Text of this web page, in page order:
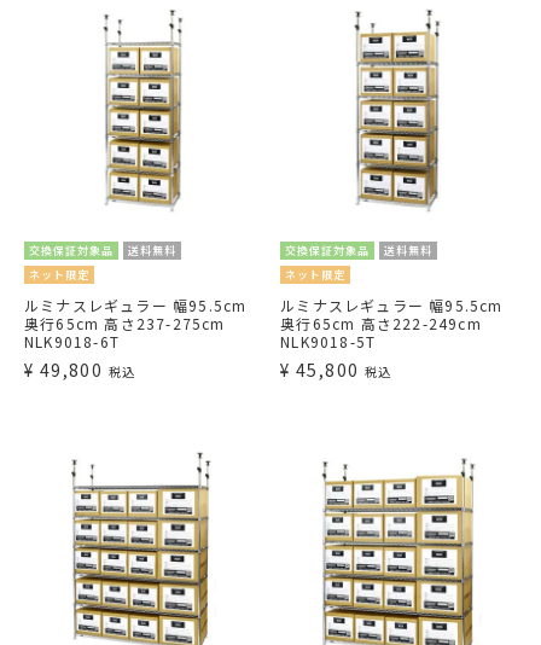
交換保証対象品
送料無料
ネット限定
ルミナスレギュラー 幅95.5cm
奥行65cm 高さ237-275cm
NLK9018-6T
¥ 49,800 税込
交換保証対象品
送料無料
ネット限定
ルミナスレギュラー 幅95.5cm
奥行65cm 高さ222-249cm
NLK9018-5T
¥ 45,800 税込